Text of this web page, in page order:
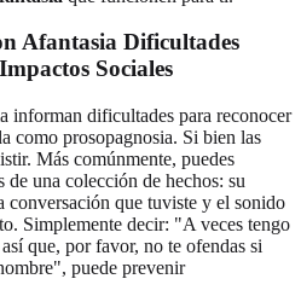
Afantasia Dificultades
Sociales
informan dificultades para reconocer
como prosopagnosia. Si bien las
Más comúnmente, puedes
de una colección de hechos: su
conversación que tuviste y el sonido
Simplemente decir: "A veces tengo
que, por favor, no te ofendas si
puede prevenir